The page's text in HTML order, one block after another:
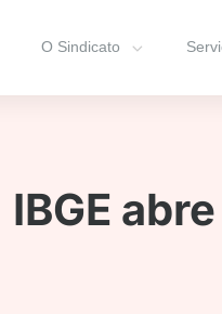
O Sindicato
IBGE